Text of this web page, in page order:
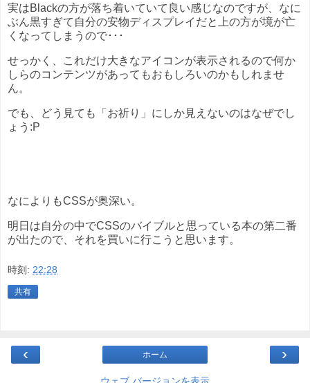
実はBlackの方が落ち着いていて良い感じなのですが、なに
ぶん黒すぎて自分の安物ディスプレイだと上の方が境が亡
くなってしまうので･･･
せっかく、これだけ大きなアイコンが表示されるので何か
しらのコンテンツがあってもおもしろいのかもしれませ
ん。
でも、どう見ても「お祈り」にしか見えないのはなぜでし
ょう:P
なによりもCSSが奥深い。
明日は自分の中でCSSのバイブルと思っている本の第二番
が出たので、それを買いに行こうと思います。
時刻: 22:28
共有
‹ ›
ホーム